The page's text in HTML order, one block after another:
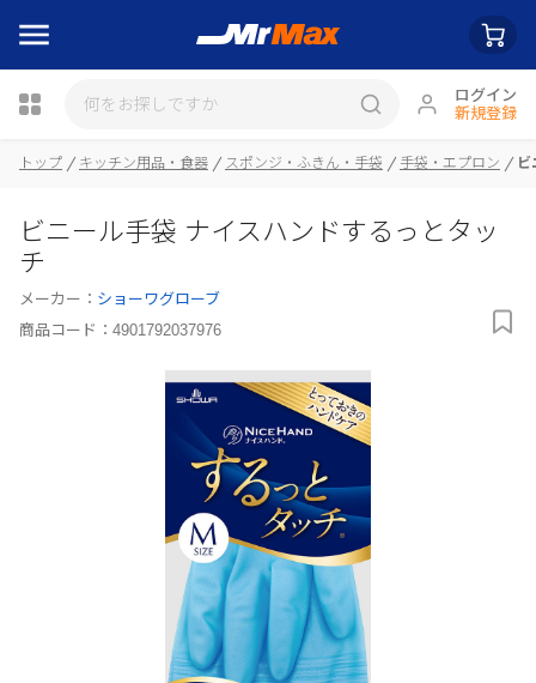
ログイン
新規登録
トップ キッチン用品・食器 スポンジ・ふきん・手袋 手袋・エプロン ビ
ビニール手袋 ナイスハンドするっとタッ
チ
メーカー： ショーワグローブ
商品コード： 4901792037976